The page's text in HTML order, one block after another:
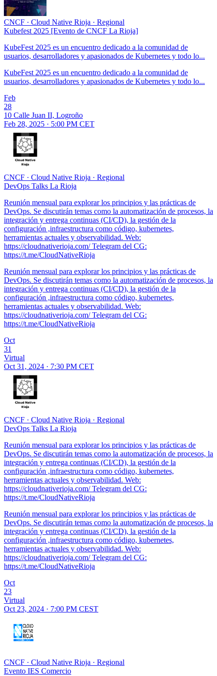
CNCF · Cloud Native Rioja · Regional
Kubefest 2025 [Evento de CNCF La Rioja]
KubeFest 2025 es un encuentro dedicado a la comunidad de
usuarios, desarrolladores y apasionados de Kubernetes y todo lo...
KubeFest 2025 es un encuentro dedicado a la comunidad de
usuarios, desarrolladores y apasionados de Kubernetes y todo lo...
Feb
28
10 Calle Juan II, Logroño
Feb 28, 2025 · 5:00 PM CET
CNCF · Cloud Native Rioja · Regional
DevOps Talks La Rioja
Reunión mensual para explorar los principios y las prácticas de
DevOps. Se discutirán temas como la automatización de procesos, la
integración y entrega continuas (CI/CD), la gestión de la
configuración ,infraestructura como código, kubernetes,
herramientas actuales y observabilidad. Web:
https://cloudnativerioja.com/ Telegram del CG:
https://t.me/CloudNativeRioja
Reunión mensual para explorar los principios y las prácticas de
DevOps. Se discutirán temas como la automatización de procesos, la
integración y entrega continuas (CI/CD), la gestión de la
configuración ,infraestructura como código, kubernetes,
herramientas actuales y observabilidad. Web:
https://cloudnativerioja.com/ Telegram del CG:
https://t.me/CloudNativeRioja
Oct
31
Virtual
Oct 31, 2024 · 7:30 PM CET
CNCF · Cloud Native Rioja · Regional
DevOps Talks La Rioja
Reunión mensual para explorar los principios y las prácticas de
DevOps. Se discutirán temas como la automatización de procesos, la
integración y entrega continuas (CI/CD), la gestión de la
configuración ,infraestructura como código, kubernetes,
herramientas actuales y observabilidad. Web:
https://cloudnativerioja.com/ Telegram del CG:
https://t.me/CloudNativeRioja
Reunión mensual para explorar los principios y las prácticas de
DevOps. Se discutirán temas como la automatización de procesos, la
integración y entrega continuas (CI/CD), la gestión de la
configuración ,infraestructura como código, kubernetes,
herramientas actuales y observabilidad. Web:
https://cloudnativerioja.com/ Telegram del CG:
https://t.me/CloudNativeRioja
Oct
23
Virtual
Oct 23, 2024 · 7:00 PM CEST
CNCF · Cloud Native Rioja · Regional
Evento IES Comercio